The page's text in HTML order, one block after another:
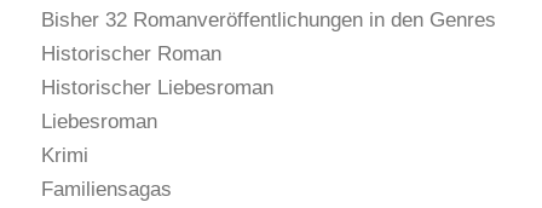
Bisher 32 Romanveröffentlichungen in den Genres
Historischer Roman
Historischer Liebesroman
Liebesroman
Krimi
Familiensagas